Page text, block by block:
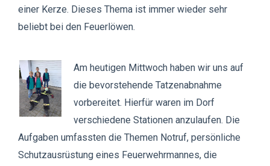
einer Kerze. Dieses Thema ist immer wieder sehr
beliebt bei den Feuerlöwen.
Am heutigen Mittwoch haben wir uns auf
die bevorstehende Tatzenabnahme
vorbereitet. Hierfür waren im Dorf
verschiedene Stationen anzulaufen. Die
Aufgaben umfassten die Themen Notruf, persönliche
Schutzausrüstung eines Feuerwehrmannes, die